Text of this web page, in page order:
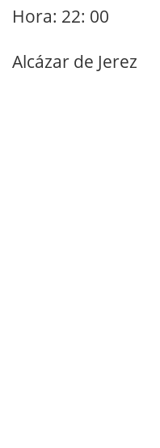
Hora: 22: 00
Alcázar de Jerez